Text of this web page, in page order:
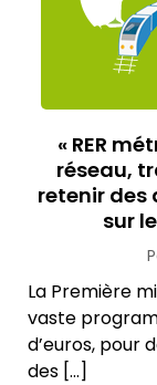
« RER
réseau,
retenir des
sur
La Première
vaste
d’euros, pour
des […]